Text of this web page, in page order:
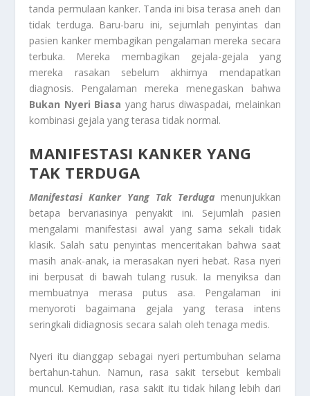
tanda permulaan kanker. Tanda ini bisa terasa aneh dan
tidak terduga. Baru-baru ini, sejumlah penyintas dan
pasien kanker membagikan pengalaman mereka secara
terbuka. Mereka membagikan gejala-gejala yang
mereka rasakan sebelum akhirnya mendapatkan
diagnosis. Pengalaman mereka menegaskan bahwa
Bukan Nyeri Biasa yang harus diwaspadai, melainkan
kombinasi gejala yang terasa tidak normal.
MANIFESTASI KANKER YANG
TAK TERDUGA
Manifestasi Kanker Yang Tak Terdugamenunjukkan
betapa bervariasinya penyakit ini. Sejumlah pasien
mengalami manifestasi awal yang sama sekali tidak
klasik. Salah satu penyintas menceritakan bahwa saat
masih anak-anak, ia merasakan nyeri hebat. Rasa nyeri
ini berpusat di bawah tulang rusuk. Ia menyiksa dan
membuatnya merasa putus asa. Pengalaman ini
menyoroti bagaimana gejala yang terasa intens
seringkali didiagnosis secara salah oleh tenaga medis.
Nyeri itu dianggap sebagai nyeri pertumbuhan selama
bertahun-tahun. Namun, rasa sakit tersebut kembali
muncul. Kemudian, rasa sakit itu tidak hilang lebih dari